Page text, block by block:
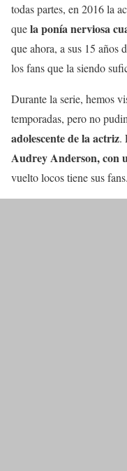
todas partes, en 2016 la
quela ponía nerviosa
que ahora, a sus 15 años
los fans que la siendo
Durante la serie, hemos
temporadas, pero no
adolescente de la actriz.
Audrey Anderson, con
vuelto locos tiene sus fans.